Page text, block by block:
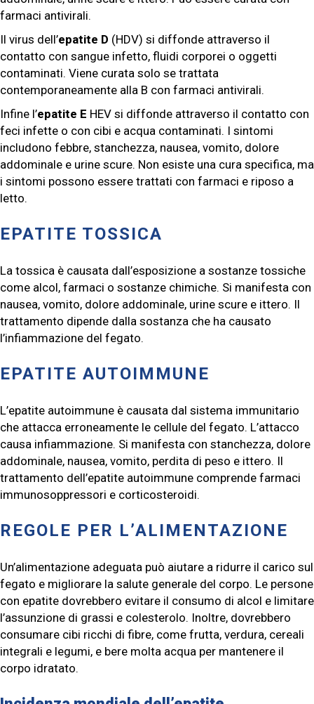
farmaci antivirali.
Il virus dell’epatite D (HDV) si diffonde attraverso il
contatto con sangue infetto, fluidi corporei o oggetti
contaminati. Viene curata solo se trattata
contemporaneamente alla B con farmaci antivirali.
Infine l’epatite E HEV si diffonde attraverso il contatto con
feci infette o con cibi e acqua contaminati. I sintomi
includono febbre, stanchezza, nausea, vomito, dolore
addominale e urine scure. Non esiste una cura specifica, ma
i sintomi possono essere trattati con farmaci e riposo a
letto.
EPATITE TOSSICA
La tossica è causata dall’esposizione a sostanze tossiche
come alcol, farmaci o sostanze chimiche. Si manifesta con
nausea, vomito, dolore addominale, urine scure e ittero. Il
trattamento dipende dalla sostanza che ha causato
l’infiammazione del fegato.
EPATITE AUTOIMMUNE
L’epatite autoimmune è causata dal sistema immunitario
che attacca erroneamente le cellule del fegato. L’attacco
causa infiammazione. Si manifesta con stanchezza, dolore
addominale, nausea, vomito, perdita di peso e ittero. Il
trattamento dell’epatite autoimmune comprende farmaci
immunosoppressori e corticosteroidi.
REGOLE PER L’ALIMENTAZIONE
Un’alimentazione adeguata può aiutare a ridurre il carico sul
fegato e migliorare la salute generale del corpo. Le persone
con epatite dovrebbero evitare il consumo di alcol e limitare
l’assunzione di grassi e colesterolo. Inoltre, dovrebbero
consumare cibi ricchi di fibre, come frutta, verdura, cereali
integrali e legumi, e bere molta acqua per mantenere il
corpo idratato.